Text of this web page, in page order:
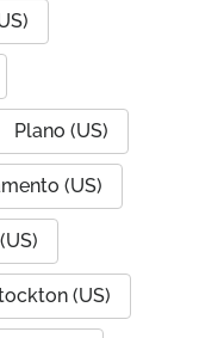
Plano (US)
(US)
(US)